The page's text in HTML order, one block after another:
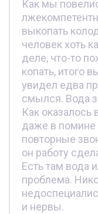
Как мы
выкопать
человек хоть
деле, что-то
копать, итого
увидел едва
смылся. Вода
Как
даже в
повторные
он работу
Есть там вода
проблема.
и нервы.